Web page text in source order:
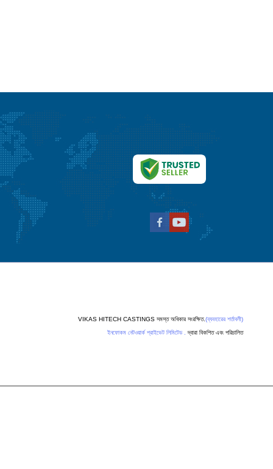
VIKAS HITECH CASTINGS সমস্ত অধিকার সংরক্ষিত.(ব্যবহারের শর্তাবলী)
ইনফোকম নেটওয়ার্ক প্রাইভেট লিমিটেড . দ্বারা বিকশিত এবং পরিচালিত